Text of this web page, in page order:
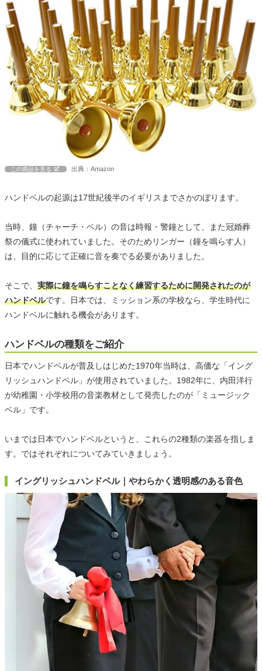
この商品を見る 出典：Amazon
ハンドベルの起源は17世紀後半のイギリスまでさかのぼります。
当時、鐘（チャーチ・ベル）の音は時報・警鐘として、また冠婚葬
祭の儀式に使われていました。そのためリンガー（鐘を鳴らす人）
は、目的に応じて正確に音を奏でる必要がありました。
そこで、 実際に鐘を鳴らすことなく練習するために開発されたのが
ハンドベルです。日本では、ミッション系の学校なら、学生時代に
ハンドベルに触れる機会があります。
ハンドベルの種類をご紹介
日本でハンドベルが普及しはじめた1970年当時は、高価な「イング
リッシュハンドベル」が使用されていました。1982年に、内田洋行
が幼稚園・小学校用の音楽教材として発売したのが「ミュージック
ベル」です。
いまでは日本でハンドベルというと、これらの2種類の楽器を指しま
す。ではそれぞれについてみていきましょう。
イングリッシュハンドベル｜やわらかく透明感のある音色